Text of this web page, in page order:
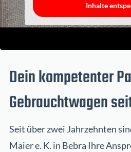
Inhalte
Dein kompetenter
Gebrauchtwagen
Seit über zwei Jahrzehnten
Maier e. K. in Bebra Ihre